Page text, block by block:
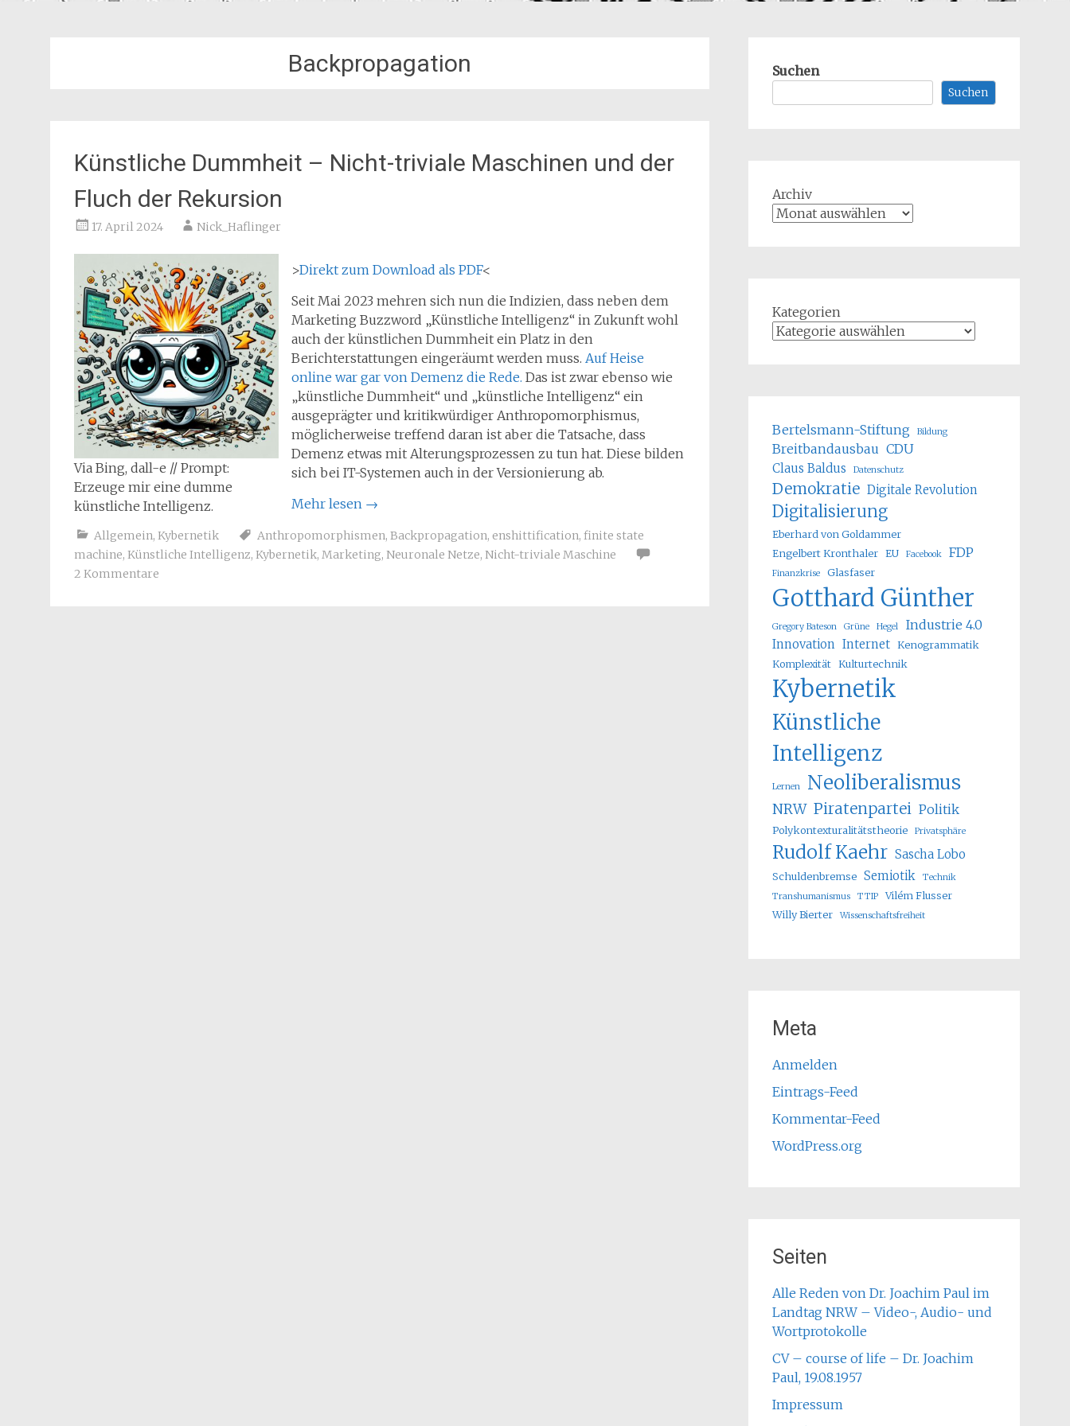
Backpropagation
Künstliche Dummheit – Nicht-triviale Maschinen und der
Fluch der Rekursion
17. April 2024 Nick_Haflinger
Via Bing, dall-e // Prompt:
Erzeuge mir eine dumme
künstliche Intelligenz.
>Direkt zum Download als PDF<
Seit Mai 2023 mehren sich nun die Indizien, dass neben dem
Marketing Buzzword „Künstliche Intelligenz“ in Zukunft wohl
auch der künstlichen Dummheit ein Platz in den
Berichterstattungen eingeräumt werden muss. Auf Heise
online war gar von Demenz die Rede. Das ist zwar ebenso wie
„künstliche Dummheit“ und „künstliche Intelligenz“ ein
ausgeprägter und kritikwürdiger Anthropomorphismus,
möglicherweise treffend daran ist aber die Tatsache, dass
Demenz etwas mit Alterungsprozessen zu tun hat. Diese bilden
sich bei IT-Systemen auch in der Versionierung ab.
Mehr lesen →
Allgemein, Kybernetik Anthropomorphismen, Backpropagation, enshittification, finite state
machine, Künstliche Intelligenz, Kybernetik, Marketing, Neuronale Netze, Nicht-triviale Maschine
2 Kommentare
Suchen
Suchen
Archiv
Kategorien
Bertelsmann-Stiftung Bildung
Breitbandausbau CDU
Claus Baldus Datenschutz
Demokratie Digitale Revolution
Digitalisierung
Eberhard von Goldammer
Engelbert Kronthaler EU Facebook FDP
Finanzkrise Glasfaser
Gotthard Günther
Gregory Bateson Grüne Hegel Industrie 4.0
Innovation Internet Kenogrammatik
Komplexität Kulturtechnik
Kybernetik
Künstliche
Intelligenz
Lernen Neoliberalismus
NRW Piratenpartei Politik
Polykontexturalitätstheorie Privatsphäre
Rudolf Kaehr Sascha Lobo
Schuldenbremse Semiotik
Technik
Transhumanismus
TTIP
Vilém Flusser
Willy Bierter
Wissenschaftsfreiheit
Meta
Anmelden
Eintrags-Feed
Kommentar-Feed
WordPress.org
Seiten
Alle Reden von Dr. Joachim Paul im
Landtag NRW – Video-, Audio- und
Wortprotokolle
CV – course of life – Dr. Joachim
Paul, 19.08.1957
Impressum